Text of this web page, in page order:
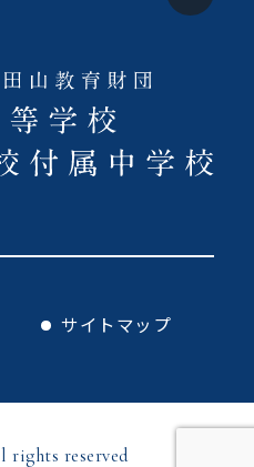
サイトマップ
rights reserved